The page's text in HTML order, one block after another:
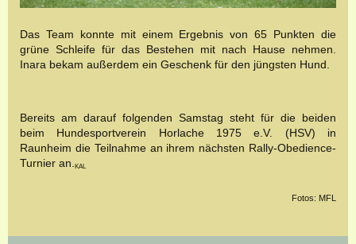
Das Team konnte mit einem Ergebnis von 65 Punkten die
grüne Schleife für das Bestehen mit nach Hause nehmen.
Inara bekam außerdem ein Geschenk für den jüngsten Hund.
Bereits am darauf folgenden Samstag steht für die beiden
beim Hundesportverein Horlache 1975 e.V. (HSV) in
Raunheim die Teilnahme an ihrem nächsten Rally-Obedience-
Turnier an.
KAL
Fotos: MFL